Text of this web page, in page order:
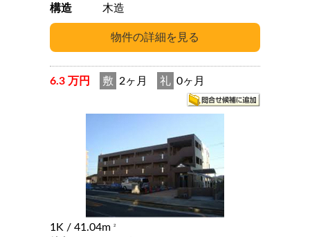
構造
木造
6.3 万円 敷 2ヶ月 礼 0ヶ月
1K / 41.04m 2